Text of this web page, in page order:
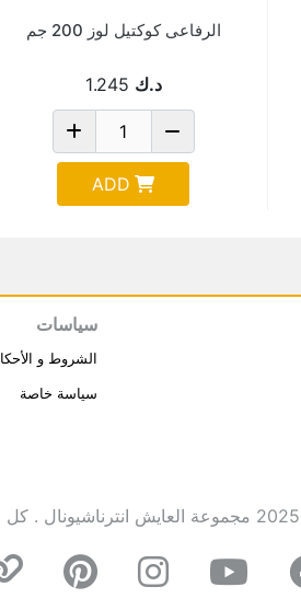
الرفاعى كوكتيل لوز 200 جم
د.ك 1.245
ADD
سياسات
الشروط و
سياسة خاصة